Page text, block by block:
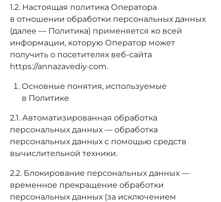
1.2. Настоящая политика Оператора
в отношении обработки персональных данных
(далее — Политика) применяется ко всей
информации, которую Оператор может
получить о посетителях веб-сайта
httpsː//annazavediy·com.
Основные понятия, используемые
в Политике
2.1. Автоматизированная обработка
персональных данных — обработка
персональных данных с помощью средств
вычислительной техники.
2.2. Блокирование персональных данных —
временное прекращение обработки
персональных данных (за исключением